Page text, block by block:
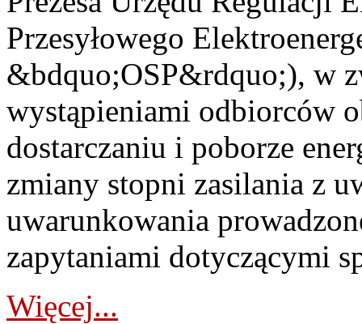
Przesyłowego
&bdquo;OSP&rdquo;), w
wystąpieniami odbiorców
dostarczaniu i poborze
zmiany stopni zasilania z
uwarunkowania
zapytaniami dotyczącymi
Więcej...